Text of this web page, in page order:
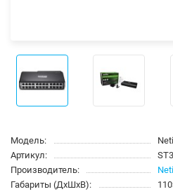
Модель:
Артикул:
Производитель:
Габариты (ДхШхВ):